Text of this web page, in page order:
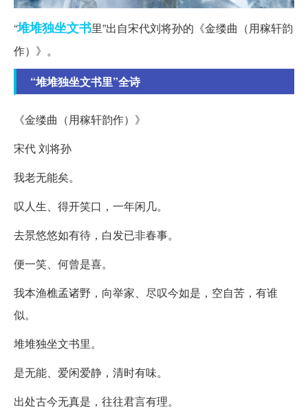
“堆堆独坐文书里”出自宋代刘将孙的《金缕曲（用稼轩韵
作）》。
“堆堆独坐文书里”全诗
《金缕曲（用稼轩韵作）》
宋代 刘将孙
我老无能矣。
叹人生、得开笑口，一年闲几。
去景悠悠如有待，白发已非春事。
便一笑、何曾是喜。
我本渔樵孟诸野，向举家、尽叹今如是，空自苦，有谁
似。
堆堆独坐文书里。
是无能、爱闲爱静，清时有味。
出处古今无真是，往往君言有理。